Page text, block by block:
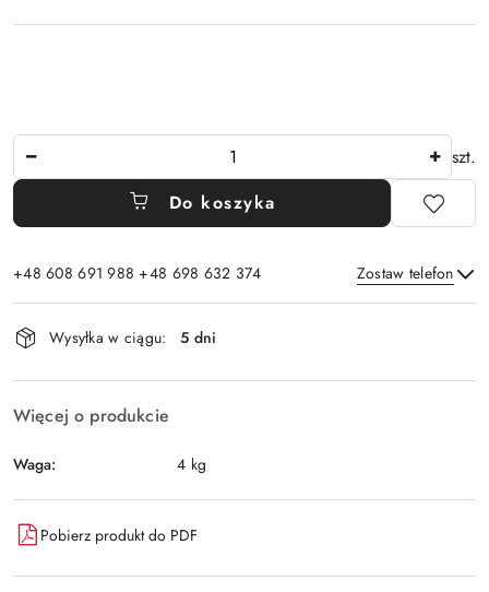
szt.
Do koszyka
+48 608 691 988 +48 698 632 374 Zostaw telefon
Dostępność
i
dostawa
Wysyłka w ciągu: 5 dni
Więcej o produkcie
Waga: 4 kg
Pobierz produkt do PDF